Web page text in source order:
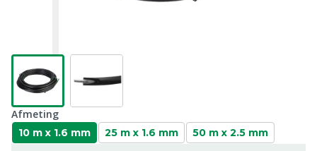
Afmeting
10 m x 1.6 mm 25 m x 1.6 mm 50 m x 2.5 mm